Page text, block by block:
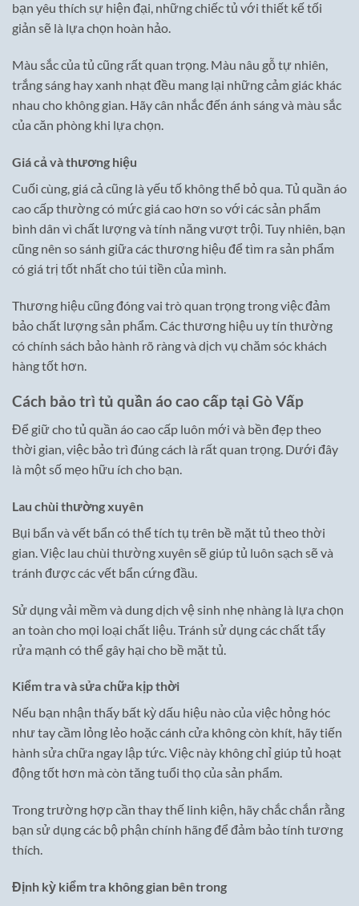
bạn yêu thích sự hiện đại, những chiếc tủ với thiết kế tối
giản sẽ là lựa chọn hoàn hảo.
Màu sắc của tủ cũng rất quan trọng. Màu nâu gỗ tự nhiên,
trắng sáng hay xanh nhạt đều mang lại những cảm giác khác
nhau cho không gian. Hãy cân nhắc đến ánh sáng và màu sắc
của căn phòng khi lựa chọn.
Giá cả và thương hiệu
Cuối cùng, giá cả cũng là yếu tố không thể bỏ qua. Tủ quần áo
cao cấp thường có mức giá cao hơn so với các sản phẩm
bình dân vì chất lượng và tính năng vượt trội. Tuy nhiên, bạn
cũng nên so sánh giữa các thương hiệu để tìm ra sản phẩm
có giá trị tốt nhất cho túi tiền của mình.
Thương hiệu cũng đóng vai trò quan trọng trong việc đảm
bảo chất lượng sản phẩm. Các thương hiệu uy tín thường
có chính sách bảo hành rõ ràng và dịch vụ chăm sóc khách
hàng tốt hơn.
Cách bảo trì tủ quần áo cao cấp tại Gò Vấp
Để giữ cho tủ quần áo cao cấp luôn mới và bền đẹp theo
thời gian, việc bảo trì đúng cách là rất quan trọng. Dưới đây
là một số mẹo hữu ích cho bạn.
Lau chùi thường xuyên
Bụi bẩn và vết bẩn có thể tích tụ trên bề mặt tủ theo thời
gian. Việc lau chùi thường xuyên sẽ giúp tủ luôn sạch sẽ và
tránh được các vết bẩn cứng đầu.
Sử dụng vải mềm và dung dịch vệ sinh nhẹ nhàng là lựa chọn
an toàn cho mọi loại chất liệu. Tránh sử dụng các chất tẩy
rửa mạnh có thể gây hại cho bề mặt tủ.
Kiểm tra và sửa chữa kịp thời
Nếu bạn nhận thấy bất kỳ dấu hiệu nào của việc hỏng hóc
như tay cầm lỏng lẻo hoặc cánh cửa không còn khít, hãy tiến
hành sửa chữa ngay lập tức. Việc này không chỉ giúp tủ hoạt
động tốt hơn mà còn tăng tuổi thọ của sản phẩm.
Trong trường hợp cần thay thế linh kiện, hãy chắc chắn rằng
bạn sử dụng các bộ phận chính hãng để đảm bảo tính tương
thích.
Định kỳ kiểm tra không gian bên trong